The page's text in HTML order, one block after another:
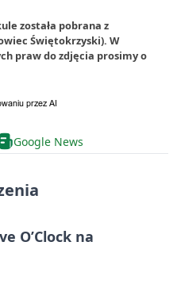
została pobrana z
Świętokrzyski). W
praw do zdjęcia prosimy o
Google News
O’Clock na